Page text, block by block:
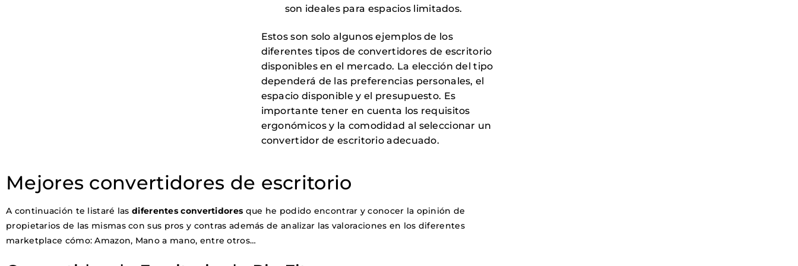
son ideales para espacios limitados.
Estos son solo algunos ejemplos de los
diferentes tipos de convertidores de escritorio
disponibles en el mercado. La elección del tipo
dependerá de las preferencias personales, el
espacio disponible y el presupuesto. Es
importante tener en cuenta los requisitos
ergonómicos y la comodidad al seleccionar un
convertidor de escritorio adecuado.
Mejores convertidores de escritorio
A continuación te listaré las diferentes convertidores que he podido encontrar y conocer la opinión de
propietarios de las mismas con sus pros y contras además de analizar las valoraciones en los diferentes
marketplace cómo: Amazon, Mano a mano, entre otros…